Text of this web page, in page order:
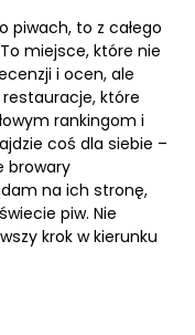
piwach, to z całego
miejsce, które nie
i ocen, ale
które
rankingom i
coś dla siebie –
browary
na ich stronę,
piw. Nie
krok w kierunku